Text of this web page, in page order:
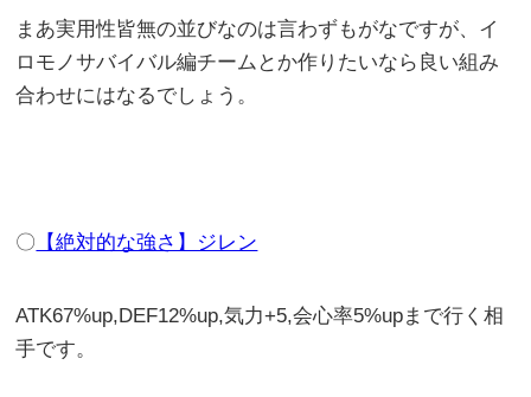
まあ実用性皆無の並びなのは言わずもがなですが、イ
ロモノサバイバル編チームとか作りたいなら良い組み
合わせにはなるでしょう。
〇 【絶対的な強さ】ジレン
ATK67%up,DEF12%up,気力+5,会心率5%upまで行く相
手です。